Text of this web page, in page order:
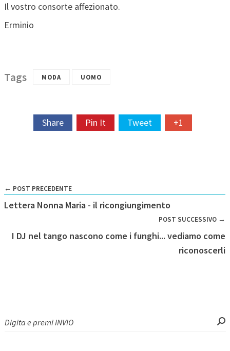
Il vostro consorte affezionato.
Erminio
Tags MODA UOMO
Share Pin It Tweet +1
← POST PRECEDENTE
Lettera Nonna Maria - il ricongiungimento
POST SUCCESSIVO →
I DJ nel tango nascono come i funghi... vediamo come
riconoscerli